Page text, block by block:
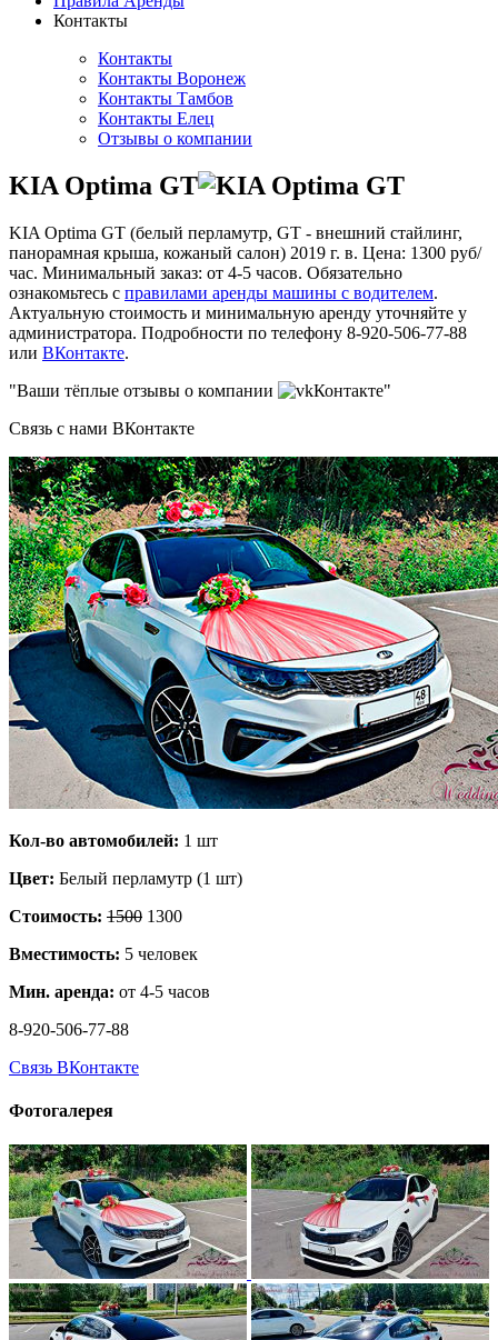
Контакты
Контакты
Контакты Воронеж
Контакты Тамбов
Контакты Елец
Отзывы о компании
KIA Optima GT
KIA Optima GT (белый перламутр, GT - внешний стайлинг,
панорамная крыша, кожаный салон) 2019 г. в. Цена: 1300 руб/
час. Минимальный заказ: от 4-5 часов. Обязательно
ознакомьтесь с правилами аренды машины с водителем.
Актуальную стоимость и минимальную аренду уточняйте у
администратора. Подробности по телефону 8-920-506-77-88
или ВКонтакте.
"Ваши тёплые отзывы о компании
Контакте"
Связь с нами ВКонтакте
Кол-во автомобилей: 1 шт
Цвет: Белый перламутр (1 шт)
Стоимость: 1500 1300
Вместимость: 5 человек
Мин. аренда: от 4-5 часов
8-920-506-77-88
Связь ВКонтакте
Фотогалерея